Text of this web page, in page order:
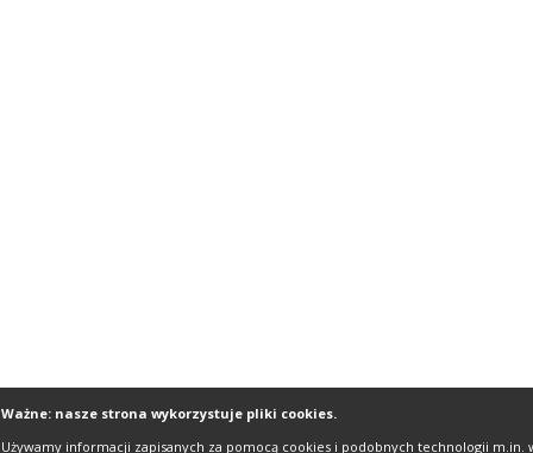
Ważne: nasze strona wykorzystuje pliki cookies.
Używamy informacji zapisanych za pomocą cookies i podobnych technologii